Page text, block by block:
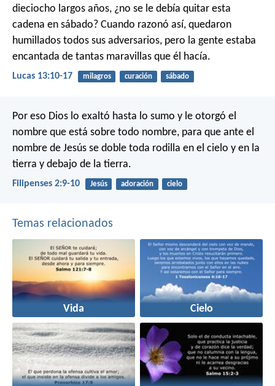
dieciocho largos años, ¿no se le debía quitar esta
cadena en sábado? Cuando razonó así, quedaron
humillados todos sus adversarios, pero la gente estaba
encantada de tantas maravillas que él hacía.
Lucas 13:10-17 milagros curación sábado
Por eso Dios lo exaltó hasta lo sumo y le otorgó el
nombre que está sobre todo nombre, para que ante el
nombre de Jesús se doble toda rodilla en el cielo y en la
tierra y debajo de la tierra.
Filipenses 2:9-10 Jesús adoración cielo
Temas relacionados
Vida Cielo